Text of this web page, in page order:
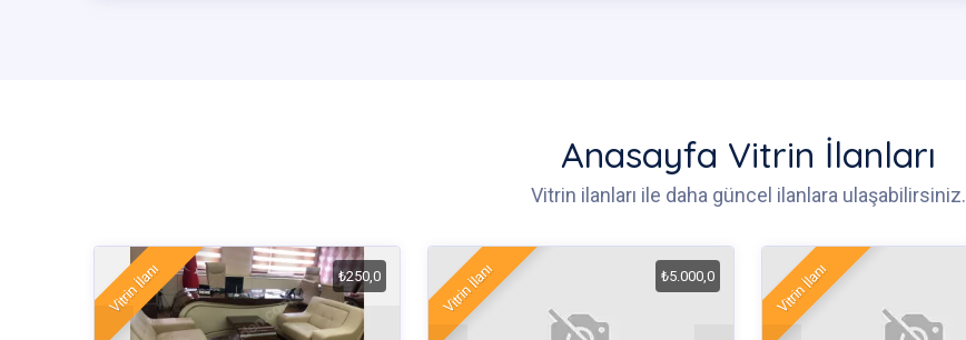
Anasayfa Vitrin İlanları
Vitrin ilanları ile daha güncel ilanlara ulaşabilirsiniz.
Vitrin İlanı ₺250,0 Vitrin İlanı ₺5.000,0 Vitrin İlanı